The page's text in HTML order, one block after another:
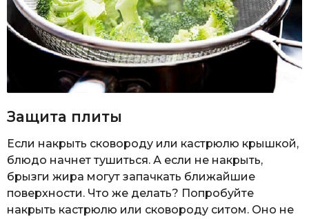
Защита плиты
Если накрыть сковороду или кастрюлю крышкой,
блюдо начнет тушиться. А если не накрыть,
брызги жира могут запачкать ближайшие
поверхности. Что же делать? Попробуйте
накрыть кастрюлю или сковороду ситом. Оно не